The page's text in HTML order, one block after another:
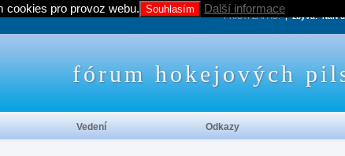
PRÍŠTÍ ZÁPAS:, zbývá:NaN
fórum hokejových
Vedení Odkazy
cookies pro provoz webu. Souhlasím Další informace